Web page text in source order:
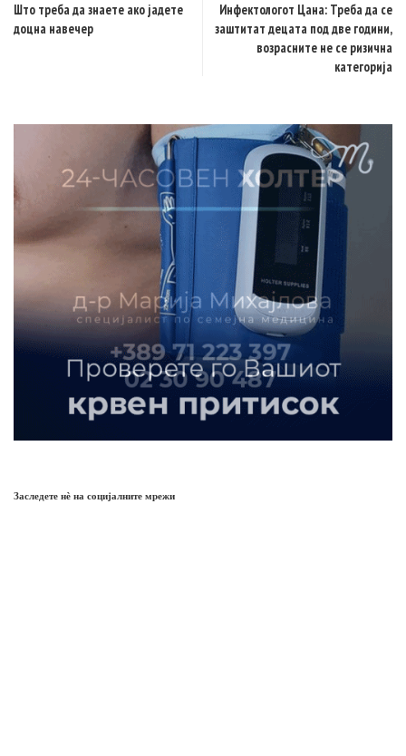
Што треба да знаете ако јадете
доцна навечер
Инфектологот Цана: Треба да се
заштитат децата под две години,
возрасните не се ризична
категорија
Заследете нѐ на социјалните мрежи